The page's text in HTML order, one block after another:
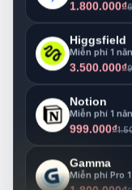
Higgsfield
Miễn phí 1
3.500.000₫
Notion
Miễn phí 1
999.000₫
Gamma
Miễn phí Pro 1
1.800.000₫